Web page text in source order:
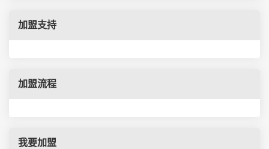
加盟支持
加盟流程
我要加盟